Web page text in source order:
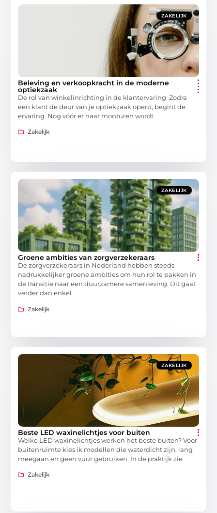
ZAKELIJK
Beleving en verkoopkracht in de moderne
optiekzaak
De rol van winkelinrichting in de klantervaring Zodra
een klant de deur van je optiekzaak opent, begint de
ervaring. Nog vóór er naar monturen wordt
Zakelijk
ZAKELIJK
Groene ambities van zorgverzekeraars
De zorgverzekeraars in Nederland hebben steeds
nadrukkelijker groene ambities om hun rol te pakken in
de transitie naar een duurzamere samenleving. Dit gaat
verder dan enkel
Zakelijk
ZAKELIJK
Beste LED waxinelichtjes voor buiten
Welke LED waxinelichtjes werken het beste buiten? Voor
buitenruimte kies ik modellen die waterdicht zijn, lang
meegaan en geen vuur gebruiken. In de praktijk zie
Zakelijk